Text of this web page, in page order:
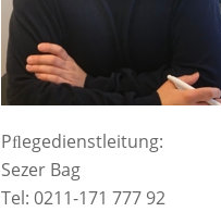
Pﬂegedienstleitung:
Sezer Bag
Tel: 0211-171 777 92